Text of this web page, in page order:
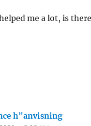
me a lot, is
h"anvisning